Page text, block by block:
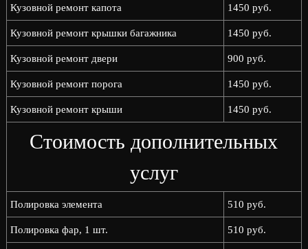
Кузовной ремонт капота 1450 руб.
Кузовной ремонт крышки багажника 1450 руб.
Кузовной ремонт двери 900 руб.
Кузовной ремонт порога 1450 руб.
Кузовной ремонт крыши 1450 руб.
Стоимость дополнительных
услуг
Полировка элемента 510 руб.
Полировка фар, 1 шт. 510 руб.